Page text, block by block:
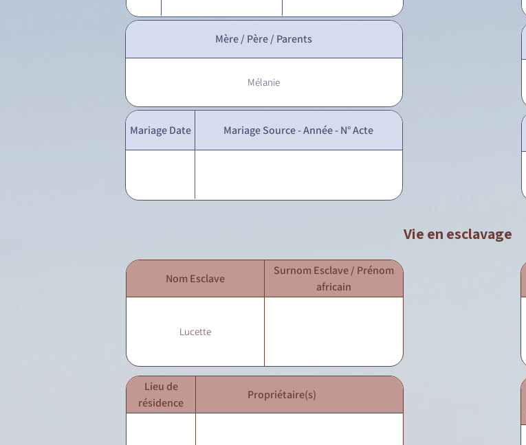
Mère / Père / Parents
Mélanie
Mariage Date Mariage Source - Année - N° Acte
Vie en esclavage
Nom Esclave
Surnom Esclave / Prénom
africain
Lucette
Lieu de
résidence
Propriétaire(s)